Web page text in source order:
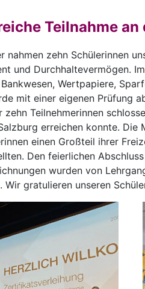
Teilnahme
nahmen zehn Schülerinnen
und Durchhaltevermögen.
Wertpapiere,
mit einer eigenen Prüfung
zehn Teilnehmerinnen
erreichen konnte.
einen Großteil ihrer
Den feierlichen
wurden von
Wir gratulieren unseren